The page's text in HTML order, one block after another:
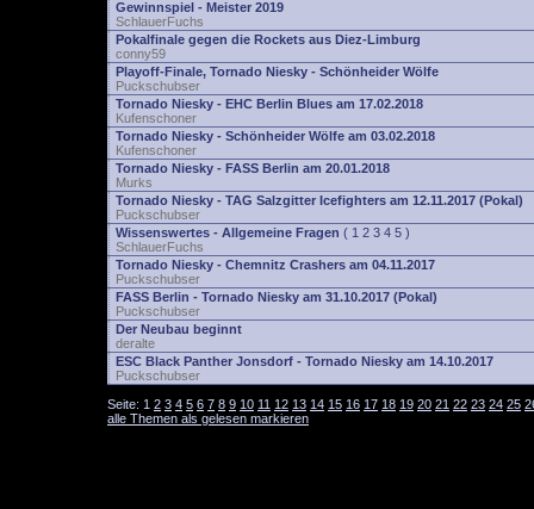
Gewinnspiel - Meister 2019
SchlauerFuchs
Pokalfinale gegen die Rockets aus Diez-Limburg
conny59
Playoff-Finale, Tornado Niesky - Schönheider Wölfe
Puckschubser
Tornado Niesky - EHC Berlin Blues am 17.02.2018
Kufenschoner
Tornado Niesky - Schönheider Wölfe am 03.02.2018
Kufenschoner
Tornado Niesky - FASS Berlin am 20.01.2018
Murks
Tornado Niesky - TAG Salzgitter Icefighters am 12.11.2017 (Pokal)
Puckschubser
Wissenswertes - Allgemeine Fragen ( 1 2 3 4 5 )
SchlauerFuchs
Tornado Niesky - Chemnitz Crashers am 04.11.2017
Puckschubser
FASS Berlin - Tornado Niesky am 31.10.2017 (Pokal)
Puckschubser
Der Neubau beginnt
deralte
ESC Black Panther Jonsdorf - Tornado Niesky am 14.10.2017
Puckschubser
Seite: 1 2 3 4 5 6 7 8 9 10 11 12 13 14 15 16 17 18 19 20 21 22 23 24 25
alle Themen als gelesen markieren